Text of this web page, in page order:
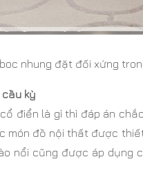
nhung đặt đối xứng
kỳ
điển là gì thì đáp án
món đồ nội thất được
nổi cũng được áp